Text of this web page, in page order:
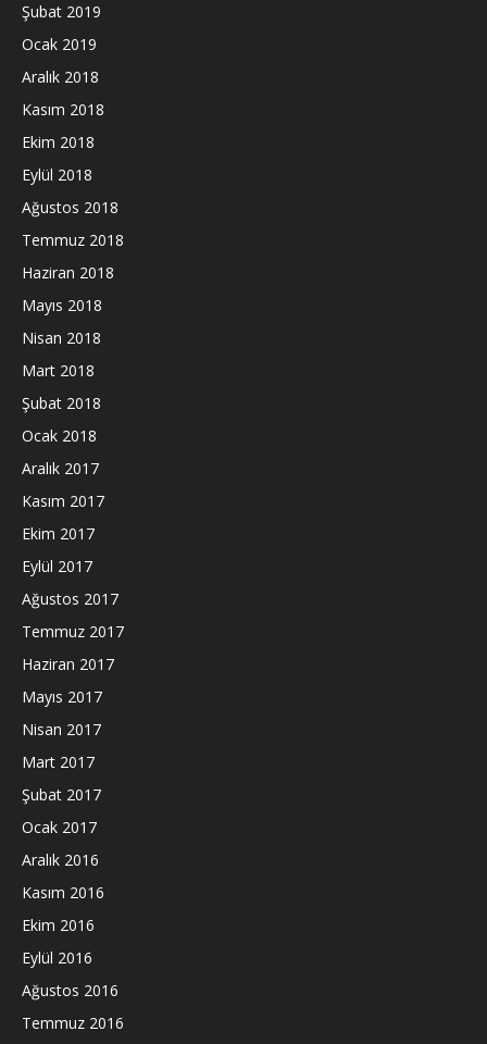
Şubat 2019
Ocak 2019
Aralık 2018
Kasım 2018
Ekim 2018
Eylül 2018
Ağustos 2018
Temmuz 2018
Haziran 2018
Mayıs 2018
Nisan 2018
Mart 2018
Şubat 2018
Ocak 2018
Aralık 2017
Kasım 2017
Ekim 2017
Eylül 2017
Ağustos 2017
Temmuz 2017
Haziran 2017
Mayıs 2017
Nisan 2017
Mart 2017
Şubat 2017
Ocak 2017
Aralık 2016
Kasım 2016
Ekim 2016
Eylül 2016
Ağustos 2016
Temmuz 2016